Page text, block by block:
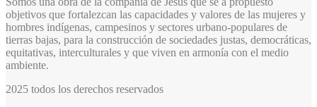
objetivos que fortalezcan las capacidades y valores de las mujeres y
hombres indígenas, campesinos y sectores urbano-populares de
tierras bajas, para la construcción de sociedades justas, democráticas,
equitativas, interculturales y que viven en armonía con el medio
ambiente.
2025 todos los derechos reservados